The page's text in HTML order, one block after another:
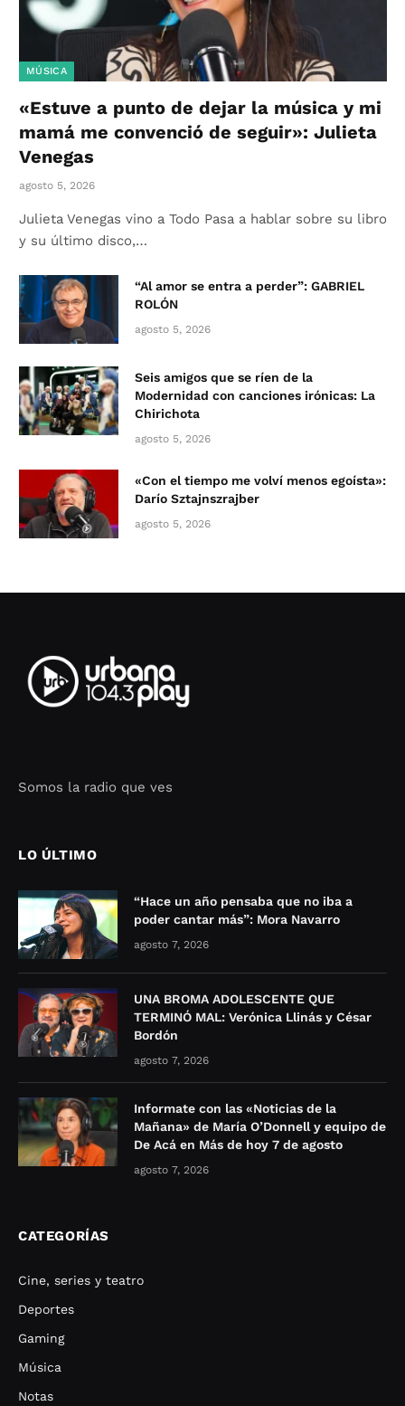
MÚSICA
«Estuve a punto de dejar la música y mi
mamá me convenció de seguir»: Julieta
Venegas
agosto 5, 2026
Julieta Venegas vino a Todo Pasa a hablar sobre su libro
y su último disco,…
“Al amor se entra a perder”: GABRIEL
ROLÓN
agosto 5, 2026
Seis amigos que se ríen de la
Modernidad con canciones irónicas: La
Chirichota
agosto 5, 2026
«Con el tiempo me volví menos egoísta»:
Darío Sztajnszrajber
agosto 5, 2026
Somos la radio que ves
LO ÚLTIMO
“Hace un año pensaba que no iba a
poder cantar más”: Mora Navarro
agosto 7, 2026
UNA BROMA ADOLESCENTE QUE
TERMINÓ MAL: Verónica Llinás y César
Bordón
agosto 7, 2026
Informate con las «Noticias de la
Mañana» de María O’Donnell y equipo de
De Acá en Más de hoy 7 de agosto
agosto 7, 2026
CATEGORÍAS
Cine, series y teatro
Deportes
Gaming
Música
Notas